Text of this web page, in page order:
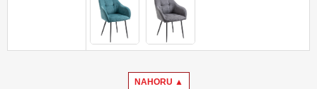
NAHORU ▲